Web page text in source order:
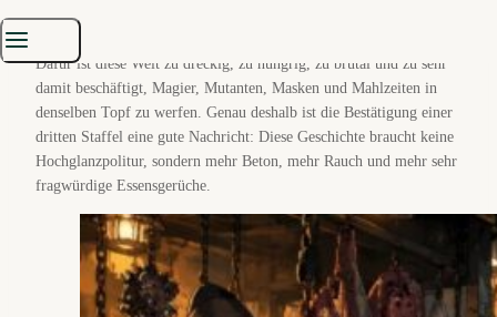
Dafür ist diese Welt zu dreckig, zu hungrig, zu brutal und zu sehr
damit beschäftigt, Magier, Mutanten, Masken und Mahlzeiten in
denselben Topf zu werfen. Genau deshalb ist die Bestätigung einer
dritten Staffel eine gute Nachricht: Diese Geschichte braucht keine
Hochglanzpolitur, sondern mehr Beton, mehr Rauch und mehr sehr
fragwürdige Essensgerüche.